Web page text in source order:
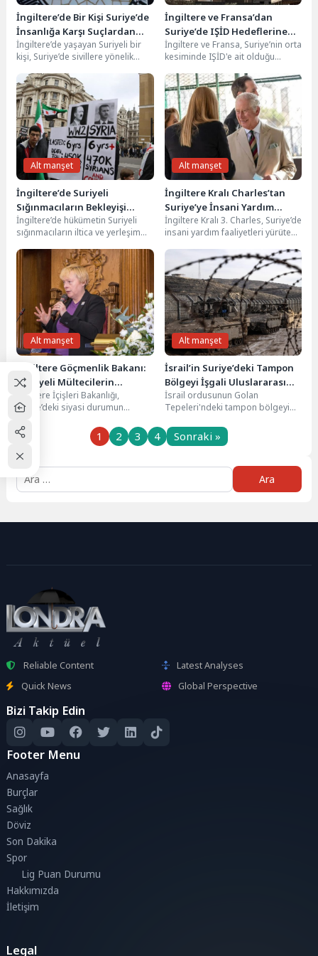
İngiltere’de Bir Kişi Suriye’de
İnsanlığa Karşı Suçlardan
Yargılanıyor
İngiltere’de yaşayan Suriyeli bir
kişi, Suriye’de sivillere yönelik
insanlığa karşı suç işlediği...
İngiltere ve Fransa’dan
Suriye’de IŞİD Hedeflerine
Ortak Operasyon
İngiltere ve Fransa, Suriye’nin orta
kesiminde IŞİD'e ait olduğu
ortak bir hava...
Alt manşet
İngiltere’de Suriyeli
Sığınmacıların Bekleyişi
Sürüyor: Kararların Askıya
Alınmasına Tepki Büyüyor
İngiltere’de hükümetin Suriyeli
sığınmacıların iltica ve yerleşim
almasının üzerinden beş ay...
Alt manşet
İngiltere Kralı Charles’tan
Suriye’ye İnsani Yardım
Bağışı
İngiltere Kralı 3. Charles, Suriye’de
insani yardım faaliyetleri yürüten
vererek önemli...
Alt manşet
İngiltere Göçmenlik Bakanı:
“Suriyeli Mültecilerin
Dönüşünü Kolaylaştırmayı
Planlıyoruz”
İngiltere İçişleri Bakanlığı,
Suriye’deki siyasi durumun
6.500 sığınma başvurusunun
değerlendirilmesini geçici
olarak...
Alt manşet
İsrail’in Suriye’deki Tampon
Bölgeyi İşgali Uluslararası
Tepkilerle Karşılandı
İsrail ordusunun Golan
Tepeleri'ndeki tampon bölgeyi
kamuoyunda geniş yankı
uyandırdı. Özellikle İngiltere,...
1 2 3 4 Sonraki »
Reliable Content
Latest Analyses
Quick News
Global Perspective
Bizi Takip Edin
Footer Menu
Anasayfa
Burçlar
Sağlık
Döviz
Son Dakika
Spor
Lig Puan Durumu
Hakkımızda
İletişim
Legal